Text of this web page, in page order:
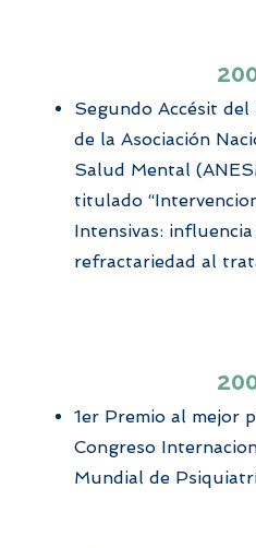
Segundo Accésit
de la Asociación
Salud Mental
titulado
Intensivas:
refractariedad al
1er Premio al mejor
Congreso
Mundial de